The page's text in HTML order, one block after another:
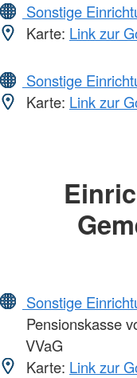
Sonstige
Karte: Link zur
Sonstige
Karte: Link zur
Sonstige
Pensionskasse
VVaG
Karte: Link zur